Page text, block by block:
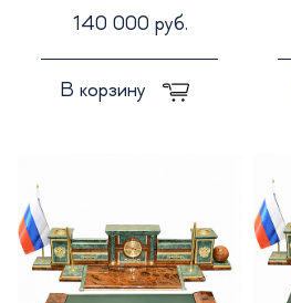
140 000 руб.
В корзину